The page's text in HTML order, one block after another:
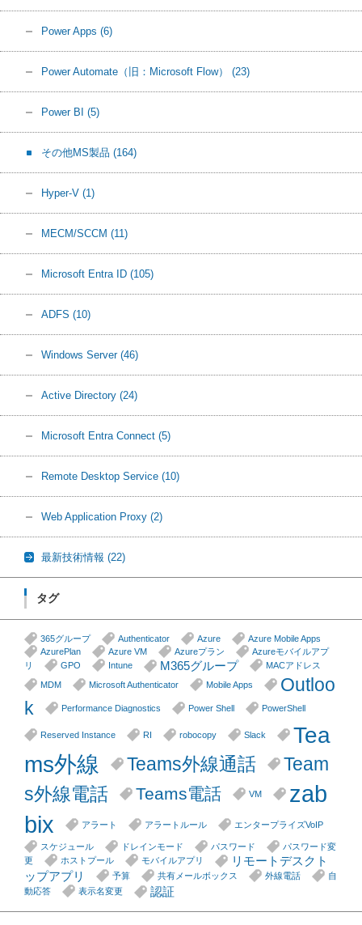
Power Apps (6)
Power Automate（旧：Microsoft Flow） (23)
Power BI (5)
その他MS製品 (164)
Hyper-V (1)
MECM/SCCM (11)
Microsoft Entra ID (105)
ADFS (10)
Windows Server (46)
Active Directory (24)
Microsoft Entra Connect (5)
Remote Desktop Service (10)
Web Application Proxy (2)
最新技術情報 (22)
タグ
365グループ Authenticator Azure
Azure Mobile Apps
AzurePlan
Azure VM Azureプラン
Azureモバイルアプ
リ
GPO Intune M365グループ
MACアドレス
MDM
Microsoft Authenticator Mobile Apps
Outloo
k
Performance Diagnostics Power Shell PowerShell
Reserved Instance RI robocopy Slack
Tea
ms外線
Teams外線通話
Team
s外線電話
Teams電話 VM
zab
bix
アラート アラートルール エンタープライズVoIP
スケジュール ドレインモード パスワード
パスワード変
更
ホストプール モバイルアプリ
リモートデスクト
ップアプリ
予算 共有メールボックス 外線電話
自
動応答
表示名変更 認証